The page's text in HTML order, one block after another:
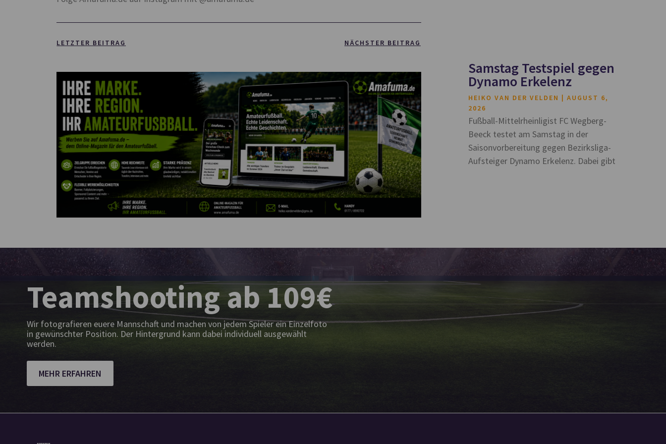
LETZTER BEITRAG NÄCHSTER BEITRAG
Samstag Testspiel gegen
Dynamo Erkelenz
HEIKO VAN DER VELDEN
AUGUST 6,
2026
Fußball-Mittelrheinligist FC Wegberg-
Beeck testet am Samstag in der
Saisonvorbereitung gegen Bezirksliga-
Aufsteiger Dynamo Erkelenz. Dabei gibt
Teamshooting ab 109€
Wir fotografieren euere Mannschaft und machen von jedem Spieler ein Einzelfoto
in gewünschter Position. Der Hintergrund kann dabei individuell ausgewählt
werden.
MEHR ERFAHREN